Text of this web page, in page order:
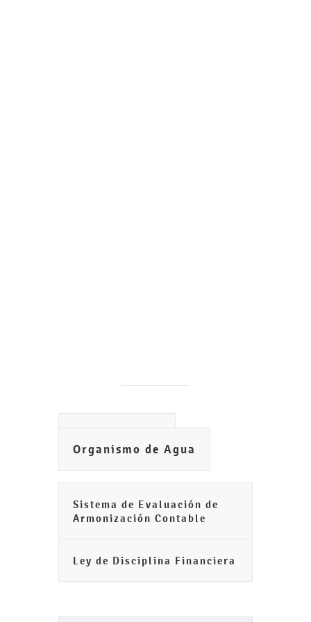
Organismo de Agua
Sistema de Evaluación de
Armonización Contable
Ley de Disciplina Financiera